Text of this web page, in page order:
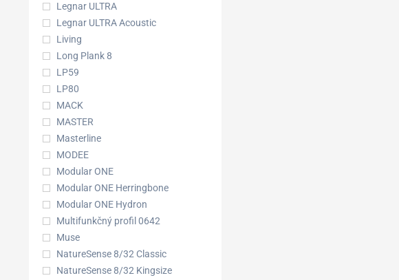
Legnar ULTRA
Legnar ULTRA Acoustic
Living
Long Plank 8
LP59
LP80
MACK
MASTER
Masterline
MODEE
Modular ONE
Modular ONE Herringbone
Modular ONE Hydron
Multifunkčný profil 0642
Muse
NatureSense 8/32 Classic
NatureSense 8/32 Kingsize